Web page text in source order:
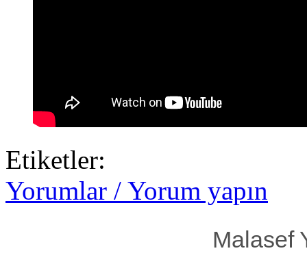
Etiketler:
Yorumlar / Yorum yapın
Malasef